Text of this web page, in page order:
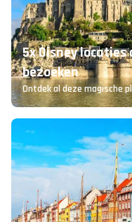
5x Disney
bezoeken
Ontdek al deze magische